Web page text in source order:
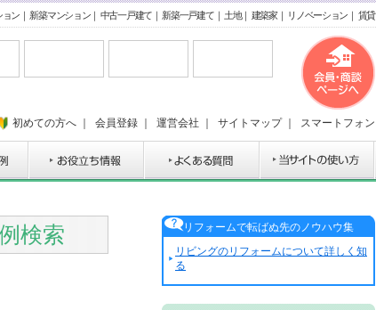
ョン ｜ 新築マンション｜ 中古一戸建て｜ 新築一戸建て｜ 土地｜ 建築家｜ リノベーション ｜ 賃貸
初めての方へ 会員登録 運営会社 サイトマップ｜ スマートフォン
検索
リフォームで転ばぬ先のノウハウ集
リビングのリフォームについて詳しく知
る